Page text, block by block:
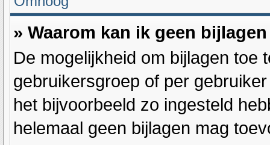
» Waarom kan ik geen
De mogelijkheid om bijlagen toe
gebruikersgroep of per
het bijvoorbeeld zo ingesteld
helemaal geen bijlagen mag